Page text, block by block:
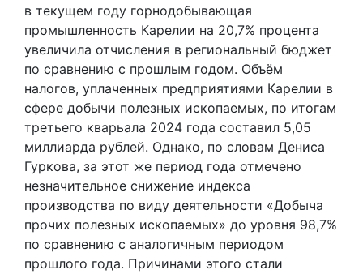
в текущем году горнодобывающая
промышленность Карелии на 20,7% процента
увеличила отчисления в региональный бюджет
по сравнению с прошлым годом. Объём
налогов, уплаченных предприятиями Карелии в
сфере добычи полезных ископаемых, по итогам
третьего кварьала 2024 года составил 5,05
миллиарда рублей. Однако, по словам Дениса
Гуркова, за этот же период года отмечено
незначительное снижение индекса
производства по виду деятельности «Добыча
прочих полезных ископаемых» до уровня 98,7%
по сравнению с аналогичным периодом
прошлого года. Причинами этого стали